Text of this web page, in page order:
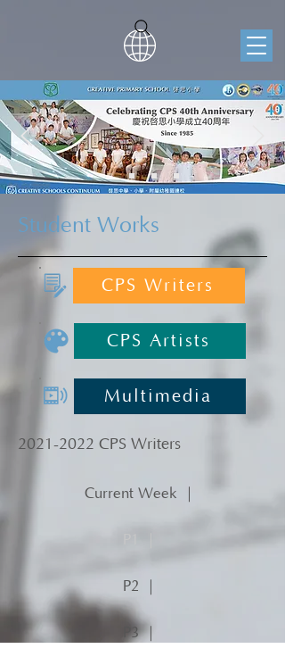
Student Works
CPS Writers
CPS Artists
Multimedia
2021-2022 CPS Writers
Current Week ｜
P2 ｜
P3 ｜